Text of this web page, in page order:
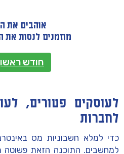
אוהבים את
מוזמנים לנסות
חודש
לעוסקים פטורים,
לחברות
כדי למלא חשבוניות מס
למחשבים. התוכנה הזאת פשוטה